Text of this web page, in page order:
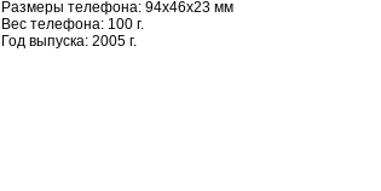
Размеры телефона: 94x46x23 мм
Вес телефона: 100 г.
Год выпуска: 2005 г.